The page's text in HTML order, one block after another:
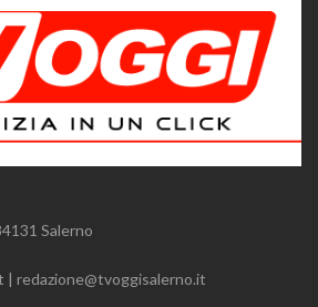
Salerno
redazione@tvoggisalerno.it